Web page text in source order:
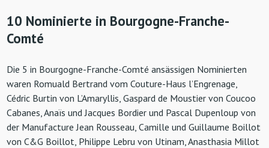
10 Nominierte in Bourgogne-Franche-
Comté
Die 5 in Bourgogne-Franche-Comté ansässigen Nominierten
waren Romuald Bertrand vom Couture-Haus l’Engrenage,
Cédric Burtin von L’Amaryllis, Gaspard de Moustier von Coucoo
Cabanes, Anaïs und Jacques Bordier und Pascal Dupenloup von
der Manufacture Jean Rousseau, Camille und Guillaume Boillot
von C&G Boillot, Philippe Lebru von Utinam, Anasthasia Millot